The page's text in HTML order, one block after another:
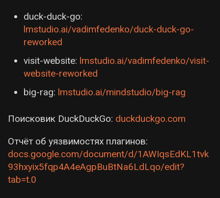
duck-duck-go:
lmstudio.ai/vadimfedenko/duck-duck-go-
reworked
visit-website: lmstudio.ai/vadimfedenko/visit-
website-reworked
big-rag: lmstudio.ai/mindstudio/big-rag
Поисковик DuckDuckGo: duckduckgo.com
Отчёт об уязвимостях плагинов:
docs.google.com/document/d/1AWIqsEdKL1tvk
93hxyix5fqp4A4eAgpBuBtNa6LdLqo/edit?
tab=t.0